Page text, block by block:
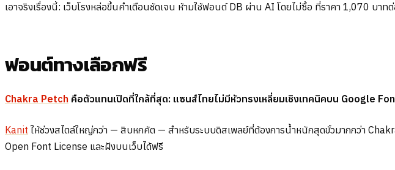
เอาจริงเรื่องนี้: เว็บโรงหล่อขึ้นคำเตือนชัดเจน ห้ามใช้ฟอนต์ DB ผ่าน AI โดยไม่ซื้อ ที่ราคา 1,070 บาท
ฟอนต์ทางเลือกฟรี
Chakra Petch คือตัวแทนเปิดที่ใกล้ที่สุด: แซนส์ไทยไม่มีหัวทรงเหลี่ยมเชิงเทคนิคบน Google
Kanit ให้ช่วงสไตล์ใหญ่กว่า — สิบหกคัต — สำหรับระบบดิสเพลย์ที่ต้องการน้ำหนักสุดขั้วมากกว่า
Open Font License และฝังบนเว็บได้ฟรี